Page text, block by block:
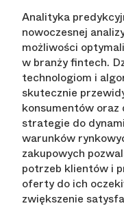
Analityka
nowoczesnej
możliwości
w branży fintech.
technologiom i
skutecznie
konsumentów
strategie do
warunków
zakupowych
potrzeb klientów i
oferty do ich
zwiększenie